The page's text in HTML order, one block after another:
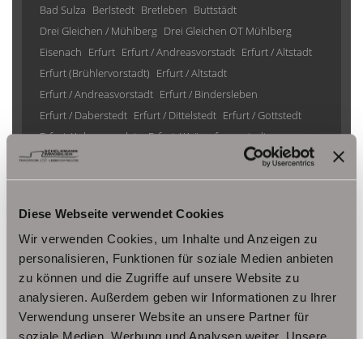
Diese Webseite verwendet Cookies
Wir verwenden Cookies, um Inhalte und Anzeigen zu
personalisieren, Funktionen für soziale Medien anbieten
zu können und die Zugriffe auf unsere Website zu
analysieren. Außerdem geben wir Informationen zu Ihrer
Verwendung unserer Website an unsere Partner für
Bad Sulza Berlstedt Bretleben Buttstädt
Drei Gleichen / Mühlberg Drei Gleichen OT Mühlberg
Eisenach Erfurt Erfurt / Andreasvorstadt Erfurt / Altstadt
Erfurt (Brühlervorstadt) Erfurt / Altstadt
Erfurt / Andreasvorstadt Erfurt / Bindersleben
Erfurt / Daberstedt Erfurt / Dittelstedt Erfurt / Gottstedt
Erfurt / Johannesplatz Erfurt / Krämpfervorstadt
Erfurt / Löbervorstadt
Erfurt / Molsdorf Erfurt / Möbisburg-Rhoda
Erfurt /Andreasvorstadt Erfurt/ Frienstedt
Erfurt/ Johannesvorstadt Erfurt/ Niedernissa
Erfurt/ Salomonsborn Erfurt/ Vieselbach
Gotha
Grammetal Großheringen Gräfenhain/ Ohrdruf Haina
Herbsleben Ichtershausen Kleinmölsen
Kutzleben / Lützensömmern